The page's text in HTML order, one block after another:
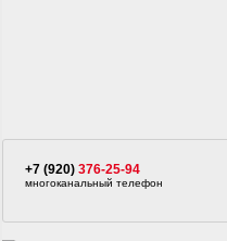
+7 (920) 376-25-94
многоканальный телефон